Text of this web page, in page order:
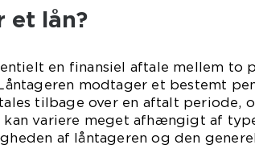
et lån?
en finansiel aftale mellem to
modtager et bestemt
tilbage over en aftalt periode,
kan variere meget afhængigt af
af låntageren og den